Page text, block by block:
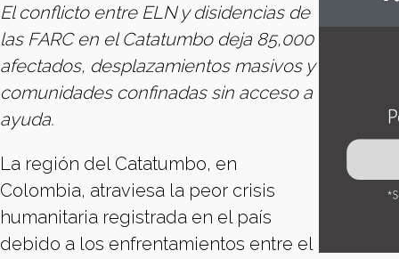
El conflicto entre ELN y disidencias de
las FARC en el Catatumbo deja 85,000
afectados, desplazamientos masivos y
comunidades confinadas sin acceso a
ayuda.
La región del Catatumbo, en
Colombia, atraviesa la peor crisis
humanitaria registrada en el país
debido a los enfrentamientos entre el